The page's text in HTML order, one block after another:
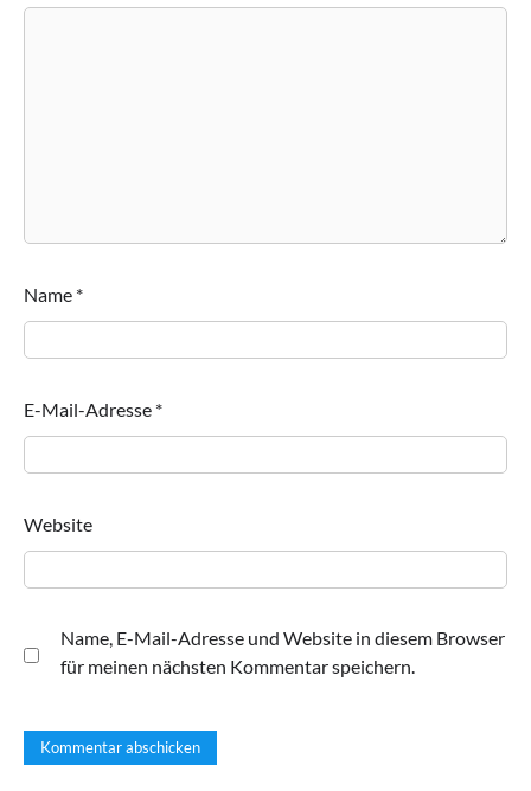
Name *
E-Mail-Adresse *
Website
Name, E-Mail-Adresse und Website in diesem Browser
für meinen nächsten Kommentar speichern.